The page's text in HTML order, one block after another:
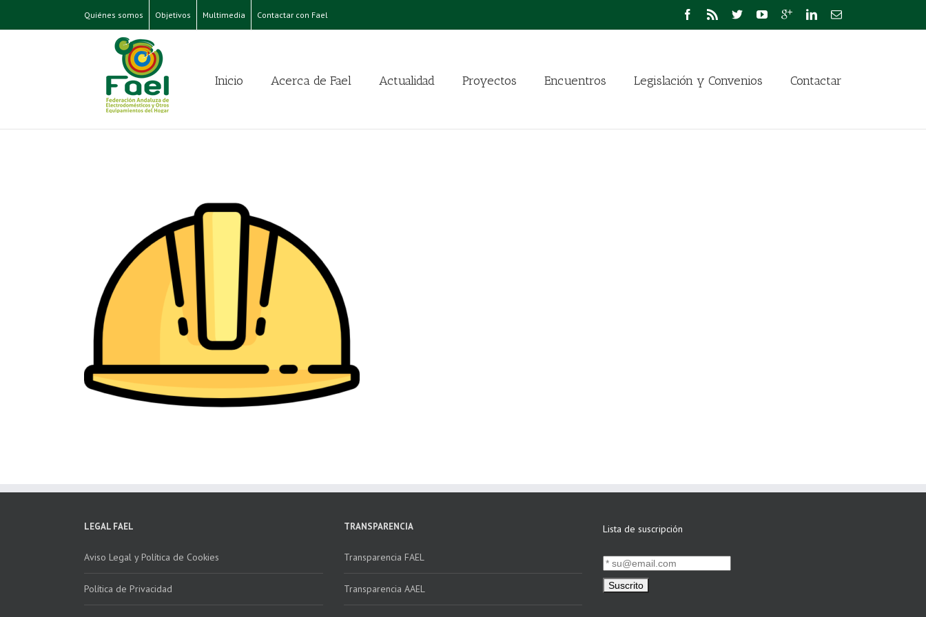
Quiénes somos Objetivos Multimedia Contactar con Fael
Inicio Acerca de Fael Actualidad Proyectos Encuentros Legislación y Convenios Contactar
LEGAL FAEL
Aviso Legal y Política de Cookies
Política de Privacidad
TRANSPARENCIA
Transparencia FAEL
Transparencia AAEL
Lista de suscripción